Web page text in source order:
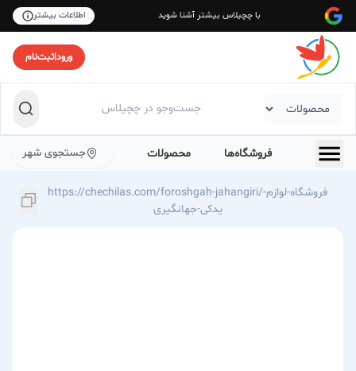
با چچیلاس بیشتر آشنا شوید اطلاعات بیشتر
ورود|ثبت‌نام
فروشگاه‌ها محصولات جستجوی شهر
https://chechilas.com/foroshgah-jahangiri/فروشگاه-لوازم-
یدکی-جهانگیری